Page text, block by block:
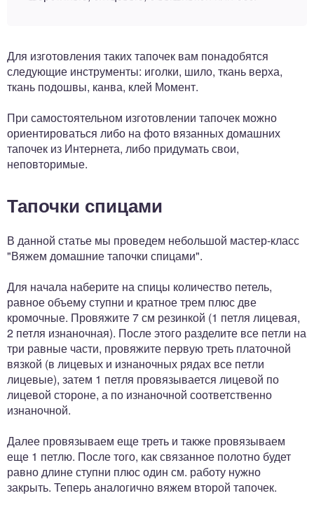
Для изготовления таких тапочек вам понадобятся
следующие инструменты: иголки, шило, ткань верха,
ткань подошвы, канва, клей Момент.
При самостоятельном изготовлении тапочек можно
ориентироваться либо на фото вязанных домашних
тапочек из Интернета, либо придумать свои,
неповторимые.
Тапочки спицами
В данной статье мы проведем небольшой мастер-класс
"Вяжем домашние тапочки спицами".
Для начала наберите на спицы количество петель,
равное объему ступни и кратное трем плюс две
кромочные. Провяжите 7 см резинкой (1 петля лицевая,
2 петля изнаночная). После этого разделите все петли на
три равные части, провяжите первую треть платочной
вязкой (в лицевых и изнаночных рядах все петли
лицевые), затем 1 петля провязывается лицевой по
лицевой стороне, а по изнаночной соответственно
изнаночной.
Далее провязываем еще треть и также провязываем
еще 1 петлю. После того, как связанное полотно будет
равно длине ступни плюс один см. работу нужно
закрыть. Теперь аналогично вяжем второй тапочек.